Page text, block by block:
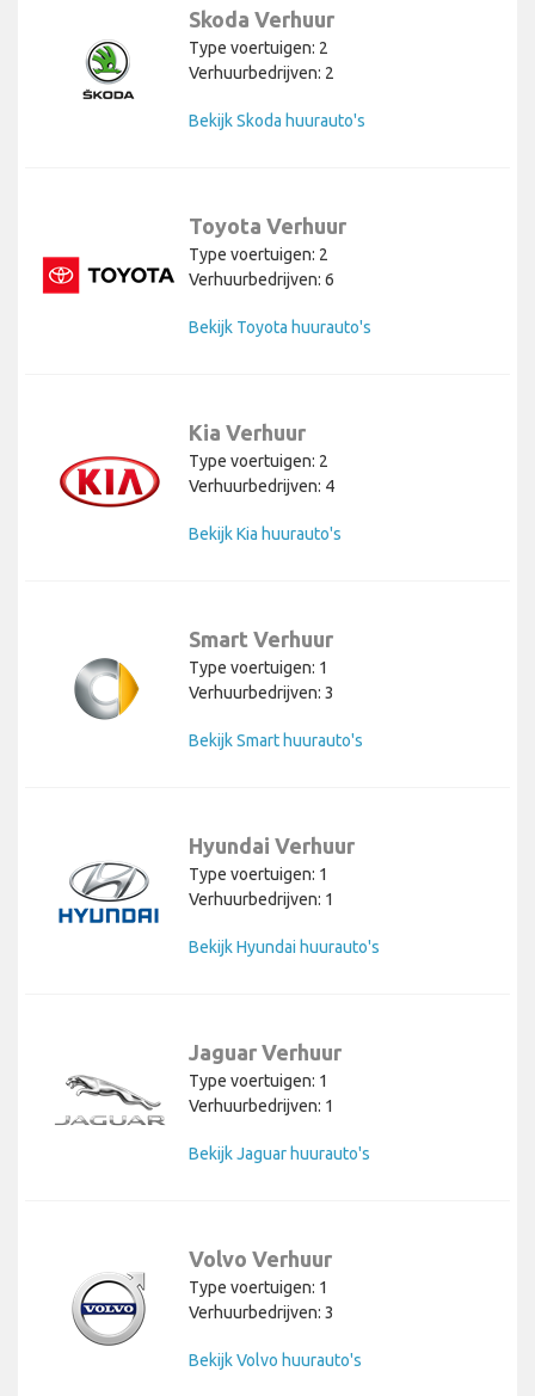
Skoda Verhuur
Type voertuigen: 2
Verhuurbedrijven: 2
Bekijk Skoda huurauto's
Toyota Verhuur
Type voertuigen: 2
Verhuurbedrijven: 6
Bekijk Toyota huurauto's
Kia Verhuur
Type voertuigen: 2
Verhuurbedrijven: 4
Bekijk Kia huurauto's
Smart Verhuur
Type voertuigen: 1
Verhuurbedrijven: 3
Bekijk Smart huurauto's
Hyundai Verhuur
Type voertuigen: 1
Verhuurbedrijven: 1
Bekijk Hyundai huurauto's
Jaguar Verhuur
Type voertuigen: 1
Verhuurbedrijven: 1
Bekijk Jaguar huurauto's
Volvo Verhuur
Type voertuigen: 1
Verhuurbedrijven: 3
Bekijk Volvo huurauto's